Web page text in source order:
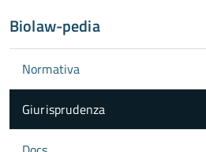
Biolaw-pedia
Normativa
Giurisprudenza